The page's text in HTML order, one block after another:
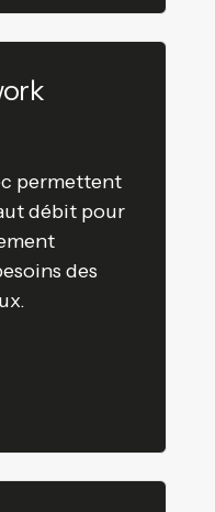
permettent
débit pour
des